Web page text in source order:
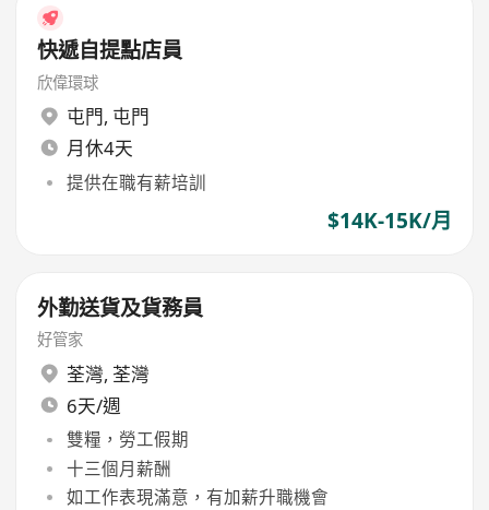
快遞自提點店員
欣偉環球
屯門, 屯門
月休4天
提供在職有薪培訓
$14K-15K/月
外勤送貨及貨務員
好管家
荃灣, 荃灣
6天/週
雙糧，勞工假期
十三個月薪酬
如工作表現滿意，有加薪升職機會